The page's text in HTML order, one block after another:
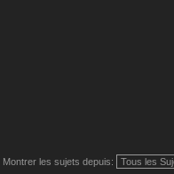
Montrer les sujets depuis: